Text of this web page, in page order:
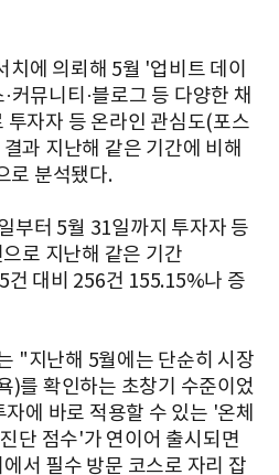
에 의뢰해 5월 '업비트 데이
커뮤니티·블로그 등 다양한 채
투자자 등 온라인 관심도(포스
과 지난해 같은 기간에 비해
로 분석됐다.
부터 5월 31일까지 투자자 등
로 지난해 같은 기간
대비 256건 155.15%나 증
"지난해 5월에는 단순히 시장
)를 확인하는 초창기 수준이었
에 바로 적용할 수 있는 '온체
단 점수'가 연이어 출시되면
서 필수 방문 코스로 자리 잡